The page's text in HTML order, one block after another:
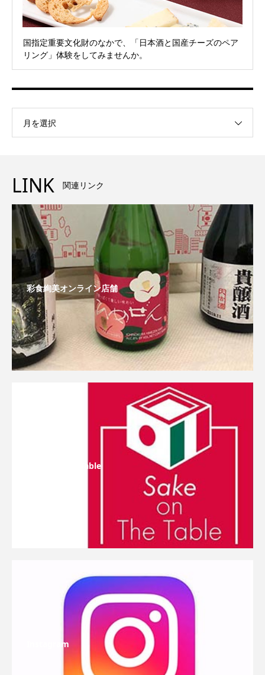
国指定重要文化財のなかで、「日本酒と国産チーズのペア
リング」体験をしてみませんか。
月を選択
LINK 関連リンク
彩食絢美オンライン店舗
Sake On The Table
Instagram